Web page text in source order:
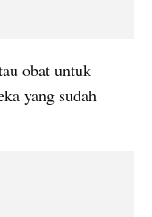
obat untuk
yang sudah